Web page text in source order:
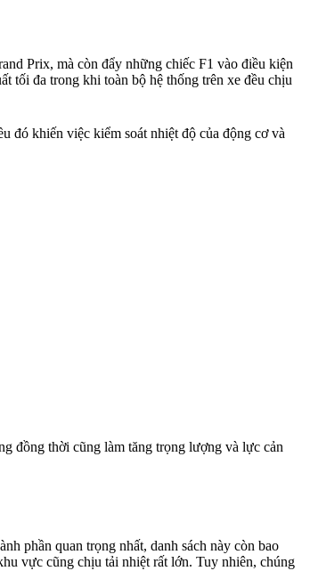
Prix, mà còn đẩy những chiếc F1 vào điều kiện
tối đa trong khi toàn bộ hệ thống trên xe đều chịu
đó khiến việc kiểm soát nhiệt độ của động cơ và
đồng thời cũng làm tăng trọng lượng và lực cản
phần quan trọng nhất, danh sách này còn bao
vực cũng chịu tải nhiệt rất lớn. Tuy nhiên, chúng